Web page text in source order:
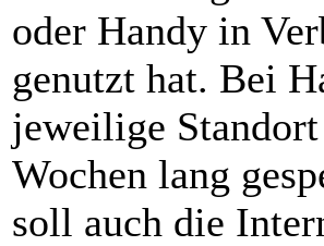
oder Handy in
genutzt hat. Bei
jeweilige
Wochen lang
soll auch die